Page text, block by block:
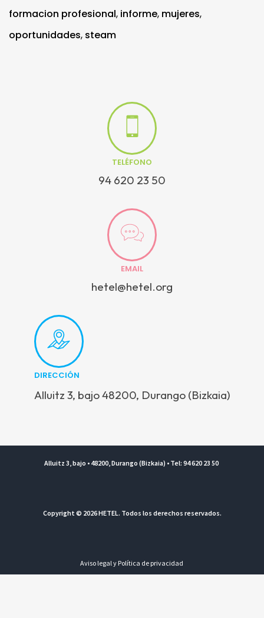
formacion profesional, informe, mujeres,
oportunidades, steam
TELÉFONO
94 620 23 50
EMAIL
hetel@hetel.org
DIRECCIÓN
Alluitz 3, bajo 48200, Durango (Bizkaia)
Alluitz 3, bajo • 48200, Durango (Bizkaia) • Tel: 94 620 23 50
Copyright © 2026 HETEL. Todos los derechos reservados.
Aviso legal y Política de privacidad